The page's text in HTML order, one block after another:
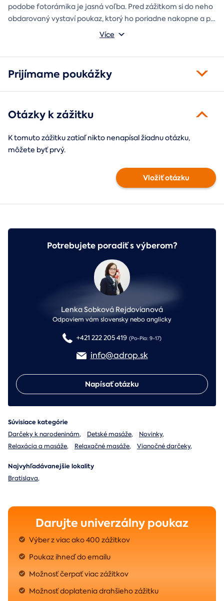
podobe fotorámika je jasná voľba. Pred zážitkom si do neho
obdarovaný vystaví poukaz, ktorý ho poriadne nakopne a po
absolvovaní tam poputuje fotka zo zážitku, ktorá pri každom
Môžete vybrať z motívov balónový, tunelový a univerzálny
Více
Prijímame poukážky
Otázky k zážitku
K tomuto zážitku zatiaľ nikto nenapísal žiadnu otázku,
môžete byť prvý.
Vložiť otázku
Potrebujete poradiť s výberom?
Lenka Sobková Rejdovianová
Odpoviem vám slovensky nebo anglicky
+421 222 205 419 (Po-Pia: 9-17)
info@adrop.sk
Napísať otázku
Súvisiace kategórie
Darčeky k narodeninám, Detské masáže, Novinky,
Relaxácia a masáže, Relaxačné masáže, Vianočné darčeky,
Najvyhľadávanejšie lokality
Bratislava,
Darujte univerzálny poukaz
Výber z viac ako 400 zážitkov
Poukaz ihneď do emailu
Možnosť čerpať viac zážitkov
Možnosť doplatenia drahšieho zážitku